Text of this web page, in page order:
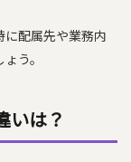
配属先や業務内
う。
いは？